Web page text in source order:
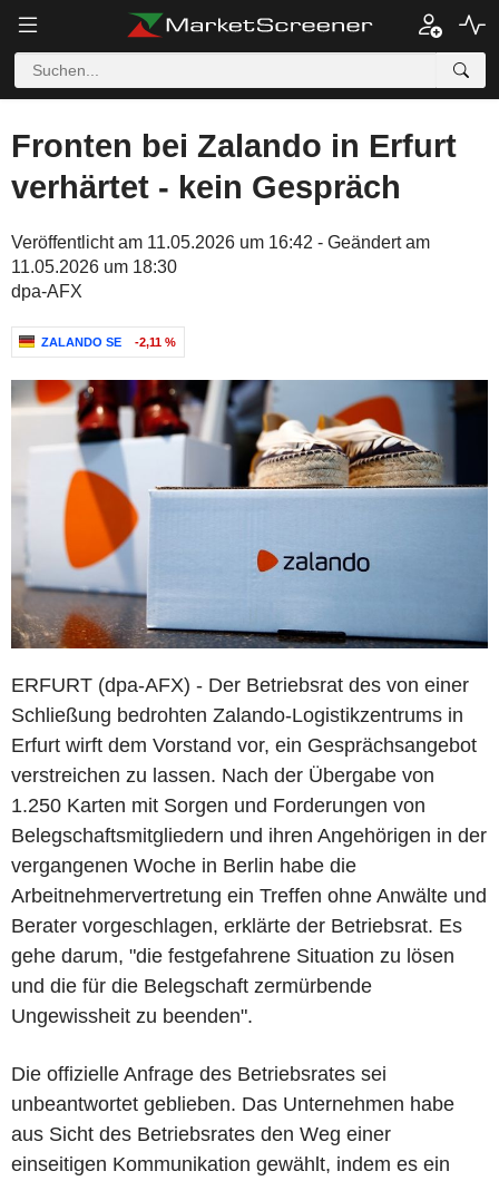
Fronten bei Zalando in Erfurt
verhärtet - kein Gespräch
Veröffentlicht am 11.05.2026 um 16:42 - Geändert am
11.05.2026 um 18:30
dpa-AFX
ZALANDO SE -2,11 %
ERFURT (dpa-AFX) - Der Betriebsrat des von einer
Schließung bedrohten Zalando-Logistikzentrums in
Erfurt wirft dem Vorstand vor, ein Gesprächsangebot
verstreichen zu lassen. Nach der Übergabe von
1.250 Karten mit Sorgen und Forderungen von
Belegschaftsmitgliedern und ihren Angehörigen in der
vergangenen Woche in Berlin habe die
Arbeitnehmervertretung ein Treffen ohne Anwälte und
Berater vorgeschlagen, erklärte der Betriebsrat. Es
gehe darum, "die festgefahrene Situation zu lösen
und die für die Belegschaft zermürbende
Ungewissheit zu beenden".
Die offizielle Anfrage des Betriebsrates sei
unbeantwortet geblieben. Das Unternehmen habe
aus Sicht des Betriebsrates den Weg einer
einseitigen Kommunikation gewählt, indem es ein